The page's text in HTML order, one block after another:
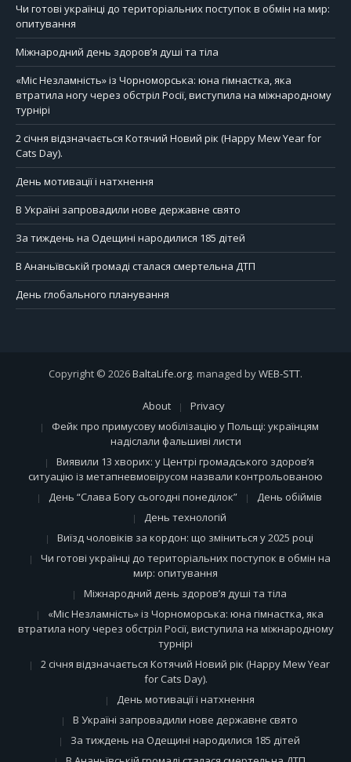
Чи готові українці до територіальних поступок в обмін на мир:
опитування
Міжнародний день здоров’я душі та тіла
«Міс Незламність» із Чорноморська: юна гімнастка, яка
втратила ногу через обстріл Росії, виступила на міжнародному
турнірі
2 січня відзначається Котячий Новий рік (Happy Mew Year for
Cats Day).
День мотивації і натхнення
В Україні запровадили нове державне свято
За тиждень на Одещині народилися 185 дітей
В Ананьївській громаді сталася смертельна ДТП
День глобального планування
Copyright © 2026BaltaLife.org. managed byWEB-STT.
About
Privacy
Фейк про примусову мобілізацію у Польщі: українцям
надіслали фальшиві листи
Виявили 13 хворих: у Центрі громадського здоров’я
ситуацію із метапневмовірусом назвали контрольованою
День “Слава Богу сьогодні понеділок”
День обіймів
День технологій
Виїзд чоловіків за кордон: що зміниться у 2025 році
Чи готові українці до територіальних поступок в обмін на
мир: опитування
Міжнародний день здоров’я душі та тіла
«Міс Незламність» із Чорноморська: юна гімнастка, яка
втратила ногу через обстріл Росії, виступила на міжнародному
турнірі
2 січня відзначається Котячий Новий рік (Happy Mew Year
for Cats Day).
День мотивації і натхнення
В Україні запровадили нове державне свято
За тиждень на Одещині народилися 185 дітей